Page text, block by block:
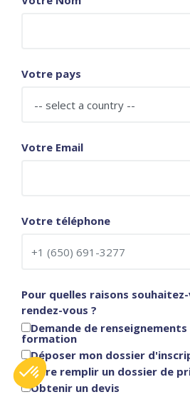
Votre pays
Votre Email
Votre téléphone
Pour quelles raisons
rendez-vous ?
Demande de renseignements
formation
Déposer mon dossier
Faire remplir un dossier de
Obtenir un devis